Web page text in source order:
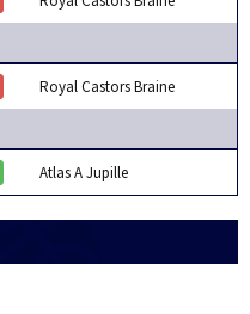
Royal Castors Braine
Atlas A Jupille